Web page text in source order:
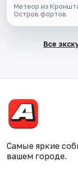
Метеор из
Остров фортов
Все
Самые яркие
вашем городе.